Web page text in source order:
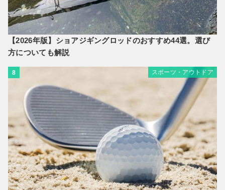
【2026年版】ショアジギングロッドのおすすめ44選。選び
方についても解説
8 スポーツ・アウトドア